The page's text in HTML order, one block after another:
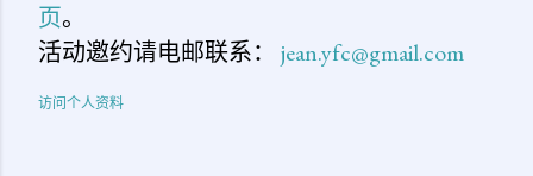
页。
活动邀约请电邮联系： jean.yfc@gmail.com
访问个人资料